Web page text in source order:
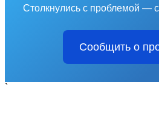
Столкнулись с проблемой —
Сообщить о
`